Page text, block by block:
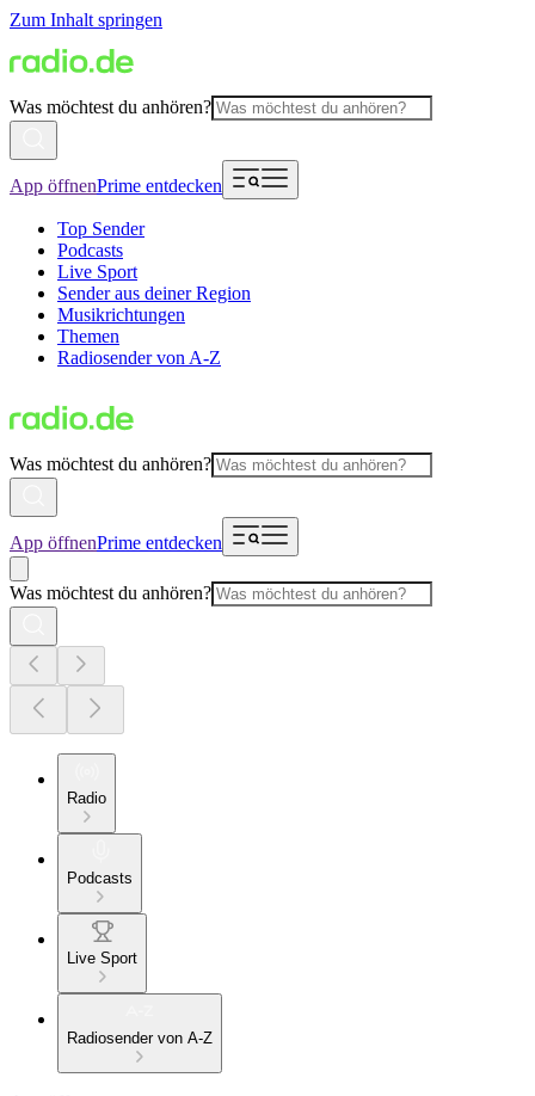
Zum Inhalt springen
Was möchtest du anhören?
App öffnenPrime entdecken
Top Sender
Podcasts
Live Sport
Sender aus deiner Region
Musikrichtungen
Themen
Radiosender von A-Z
Was möchtest du anhören?
App öffnenPrime entdecken
Was möchtest du anhören?
Radio
Podcasts
Live Sport
Radiosender von A-Z